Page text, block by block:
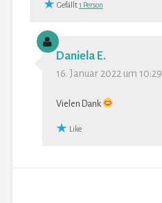
Gefällt1 Person
Daniela E.
16. Januar 2022 um 10:29
Vielen Dank
Like